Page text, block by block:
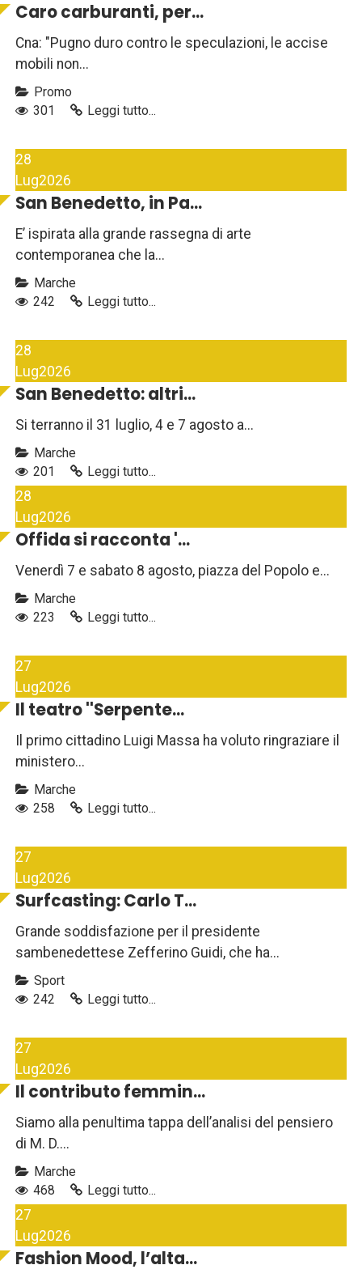
Caro carburanti, per...
Cna: "Pugno duro contro le speculazioni, le accise
mobili non...
Promo
301
Leggi tutto...
28
Lug2026
San Benedetto, in Pa...
E’ ispirata alla grande rassegna di arte
contemporanea che la...
Marche
242
Leggi tutto...
28
Lug2026
San Benedetto: altri...
Si terranno il 31 luglio, 4 e 7 agosto a...
Marche
201
Leggi tutto...
28
Lug2026
Offida si racconta '...
Venerdì 7 e sabato 8 agosto, piazza del Popolo e...
Marche
223
Leggi tutto...
27
Lug2026
Il teatro ''Serpente...
Il primo cittadino Luigi Massa ha voluto ringraziare il
ministero...
Marche
258
Leggi tutto...
27
Lug2026
Surfcasting: Carlo T...
Grande soddisfazione per il presidente
sambenedettese Zefferino Guidi, che ha...
Sport
242
Leggi tutto...
27
Lug2026
Il contributo femmin...
Siamo alla penultima tappa dell’analisi del pensiero
di M. D....
Marche
468
Leggi tutto...
27
Lug2026
Fashion Mood, l’alta...